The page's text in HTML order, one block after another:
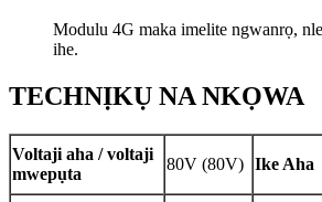
Modulu 4G maka imelite ngwanrọ,
ihe.
TECHNỊKỤ NA NKỌWA
Voltaji aha / voltaji
mwepụta
80V (80V) Ike Aha